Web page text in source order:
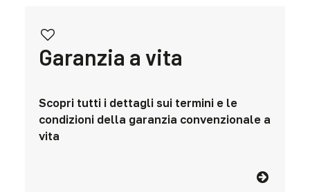
Garanzia a vita
Scopri tutti i dettagli sui termini e le
condizioni della garanzia convenzionale a
vita